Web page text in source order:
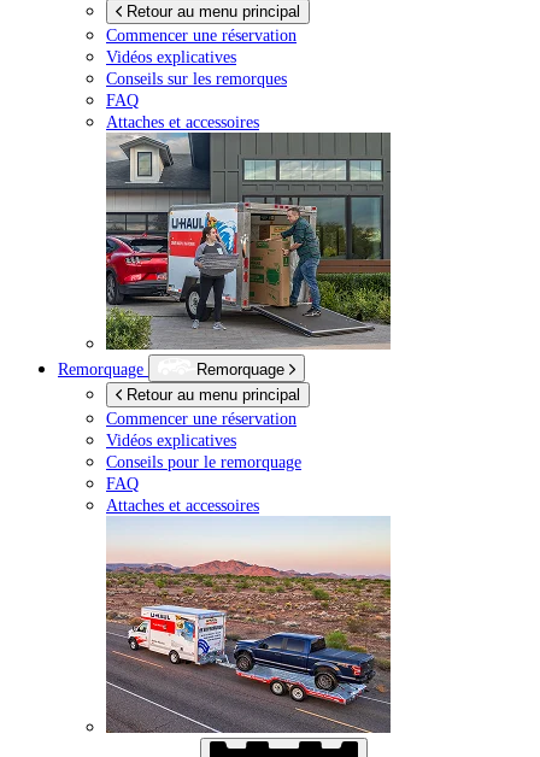
Retour au menu principal
Commencer une réservation
Vidéos explicatives
Conseils sur les remorques
FAQ
Attaches et accessoires
Remorquage
Remorquage
Retour au menu principal
Commencer une réservation
Vidéos explicatives
Conseils pour le remorquage
FAQ
Attaches et accessoires